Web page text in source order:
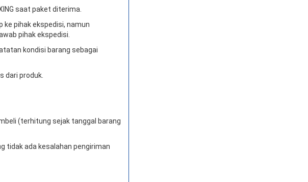
saat paket diterima.
ke pihak ekspedisi, namun
pihak ekspedisi.
kondisi barang sebagai
dari produk.
(terhitung sejak tanggal barang
tidak ada kesalahan pengiriman